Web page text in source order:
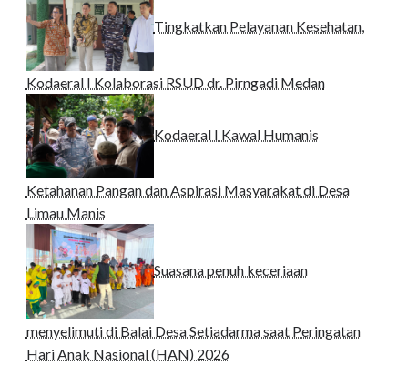
Tingkatkan Pelayanan Kesehatan,
Kodaeral I Kolaborasi RSUD dr. Pirngadi Medan‎
Kodaeral I Kawal Humanis
Ketahanan Pangan dan Aspirasi Masyarakat di Desa
Limau Manis
Suasana penuh keceriaan
menyelimuti di Balai Desa Setiadarma saat Peringatan
Hari Anak Nasional (HAN) 2026